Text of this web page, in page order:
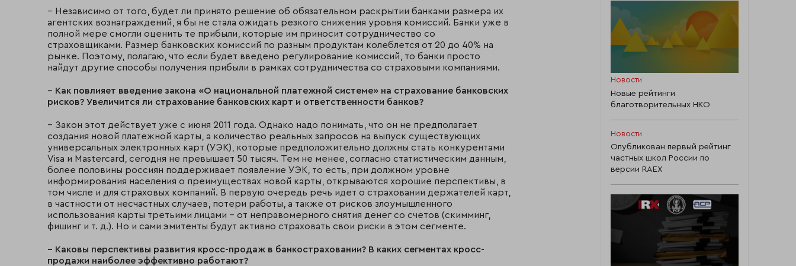
– Независимо от того, будет ли принято решение об обязательном раскрытии банками размера их
агентских вознаграждений, я бы не стала ожидать резкого снижения уровня комиссий. Банки уже в
полной мере смогли оценить те прибыли, которые им приносит сотрудничество со
страховщиками. Размер банковских комиссий по разным продуктам колеблется от 20 до 40% на
рынке. Поэтому, полагаю, что если будет введено регулирование комиссий, то банки просто
найдут другие способы получения прибыли в рамках сотрудничества со страховыми компаниями.
– Как повлияет введение закона «О национальной платежной системе» на страхование банковских
рисков? Увеличится ли страхование банковских карт и ответственности банков?
– Закон этот действует уже с июня 2011 года. Однако надо понимать, что он не предполагает
создания новой платежной карты, а количество реальных запросов на выпуск существующих
универсальных электронных карт (УЭК), которые предположительно должны стать конкурентами
Visa и Mastercard, сегодня не превышает 50 тысяч. Тем не менее, согласно статистическим данным,
более половины россиян поддерживает появление УЭК, то есть, при должном уровне
информирования населения о преимуществах новой карты, открываются хорошие перспективы, в
том числе и для страховых компаний. В первую очередь речь идет о страховании держателей карт,
в частности от несчастных случаев, потери работы, а также от рисков злоумышленного
использования карты третьими лицами – от неправомерного снятия денег со счетов (скимминг,
фишинг и т. д.). Но и сами эмитенты будут активно страховать свои риски в этом сегменте.
– Каковы перспективы развития кросс-продаж в банкостраховании? В каких сегментах кросс-
продажи наиболее эффективно работают?
Новости
Новые рейтинги
благотворительных НКО
Новости
Опубликован первый рейтинг
частных школ России по
версии RAEX